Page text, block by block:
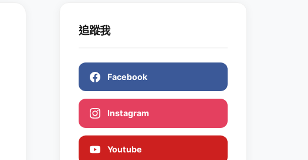
追蹤我
Facebook
Instagram
Youtube